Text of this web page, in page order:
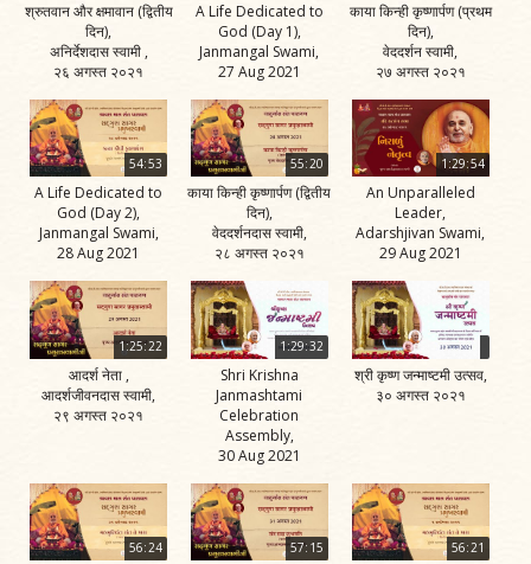
श्रुतवान और क्षमावान (द्वितीय
दिन),
अनिर्देशदास स्वामी ,
२६ अगस्त २०२१
A Life Dedicated to
God (Day 1),
Janmangal Swami,
27 Aug 2021
काया किन्ही कृष्णार्पण (प्रथम
दिन),
वेददर्शन स्वामी,
२७ अगस्त २०२१
54:53
A Life Dedicated to
God (Day 2),
Janmangal Swami,
28 Aug 2021
55:20
काया किन्ही कृष्णार्पण (द्वितीय
दिन),
वेददर्शनदास स्वामी,
२८ अगस्त २०२१
1:29:54
An Unparalleled
Leader,
Adarshjivan Swami,
29 Aug 2021
1:25:22
आदर्श नेता ,
आदर्शजीवनदास स्वामी,
२९ अगस्त २०२१
1:29:32
Shri Krishna
Janmashtami
Celebration
Assembly,
30 Aug 2021
श्री कृष्ण जन्माष्टमी उत्सव,
३० अगस्त २०२१
56:24 57:15 56:21